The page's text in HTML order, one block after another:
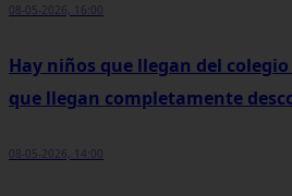
08-05-2026, 16:00
Hay niños que llegan del
que llegan completamente
08-05-2026, 14:00